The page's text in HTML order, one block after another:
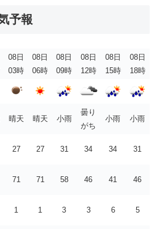
予報
08日
03時
08日
06時
08日
09時
08日
12時
08日
15時
08日
18時
晴天 晴天 小雨
曇り
がち
小雨 小雨
27 27 31 34 34 31
71 71 58 46 41 46
1 1 3 3 6 5